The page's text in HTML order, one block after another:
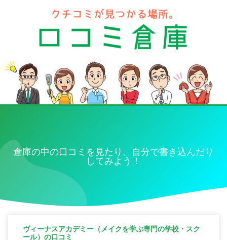
倉庫の中の口コミを見たり、自分で書き込んだり
してみよう！
ヴィーナスアカデミー（メイクを学ぶ専門の学校・スク
ール）の口コミ